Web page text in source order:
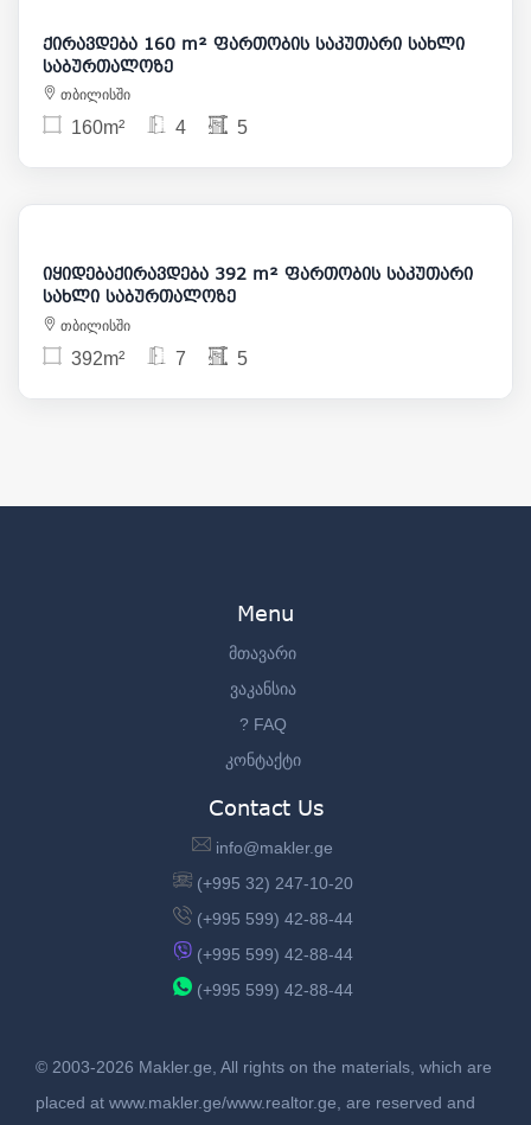
ქირავდება 160 m² ფართობის საკუთარი სახლი
საბურთალოზე
თბილისში
160m² 4 5
475 000
იყიდებაქირავდება 392 m² ფართობის საკუთარი
სახლი საბურთალოზე
თბილისში
392m² 7 5
Menu
მთავარი
ვაკანსია
? FAQ
კონტაქტი
Contact Us
info@makler.ge
(+995 32) 247-10-20
(+995 599) 42-88-44
(+995 599) 42-88-44
(+995 599) 42-88-44
© 2003-2026 Makler.ge, All rights on the materials, which are
placed at www.makler.ge/www.realtor.ge, are reserved and